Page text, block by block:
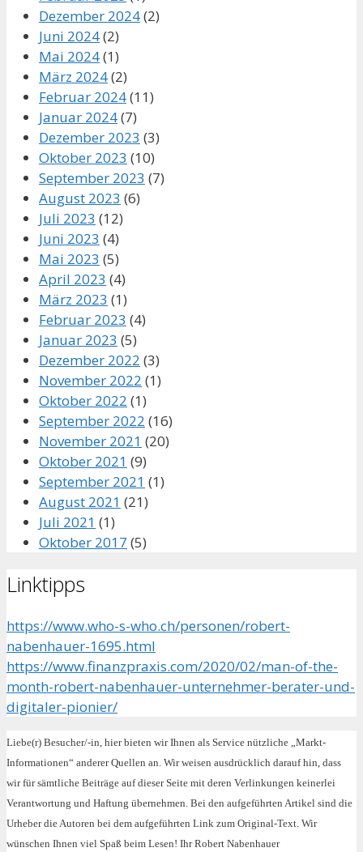
Dezember 2024(2)
Juni 2024(2)
Mai 2024(1)
März 2024(2)
Februar 2024(11)
Januar 2024(7)
Dezember 2023 (3)
Oktober 2023 (10)
September 2023 (7)
August 2023 (6)
Juli 2023 (12)
Juni 2023 (4)
Mai 2023 (5)
April 2023 (4)
März 2023 (1)
Februar 2023 (4)
Januar 2023 (5)
Dezember 2022 (3)
November 2022 (1)
Oktober 2022 (1)
September 2022 (16)
November 2021 (20)
Oktober 2021 (9)
September 2021 (1)
August 2021 (21)
Juli 2021 (1)
Oktober 2017 (5)
Linktipps
https://www.who-s-who.ch/personen/robert-
nabenhauer-1695.html
https://www.finanzpraxis.com/2020/02/man-of-the-
month-robert-nabenhauer-unternehmer-berater-und-
digitaler-pionier/
Liebe(r) Besucher/-in, hier bieten wir Ihnen als Service nützliche „Markt-
Informationen“ anderer Quellen an. Wir weisen ausdrücklich darauf hin, dass
wir für sämtliche Beiträge auf dieser Seite mit deren Verlinkungen keinerlei
Verantwortung und Haftung übernehmen. Bei den aufgeführten Artikel sind die
Urheber die Autoren bei dem aufgeführten Link zum Original-Text. Wir
wünschen Ihnen viel Spaß beim Lesen! Ihr Robert Nabenhauer